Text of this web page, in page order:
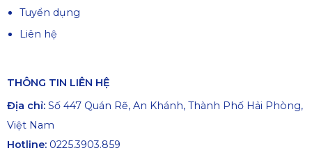
Tuyển dụng
Liên hệ
THÔNG TIN LIÊN HỆ
Địa chỉ: Số 447 Quán Rẽ, An Khánh, Thành Phố Hải Phòng,
Việt Nam
Hotline: 0225.3903.859